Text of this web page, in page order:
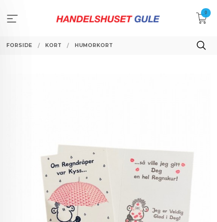
innholdet
0
FORSIDE KORT HUMORKORT